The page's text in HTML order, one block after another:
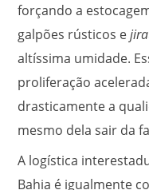
forçando a
galpões rústicos e
altíssima umidade.
proliferação
drasticamente a
mesmo dela sair da
A logística
Bahia é igualmente